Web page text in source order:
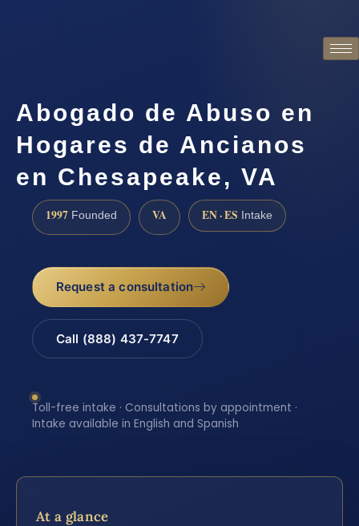
Abogado de Abuso en
Hogares de Ancianos
en Chesapeake, VA
1997 Founded VA EN · ES Intake
Request a consultation
Call (888) 437-7747
Toll-free intake · Consultations by appointment ·
Intake available in English and Spanish
At a glance